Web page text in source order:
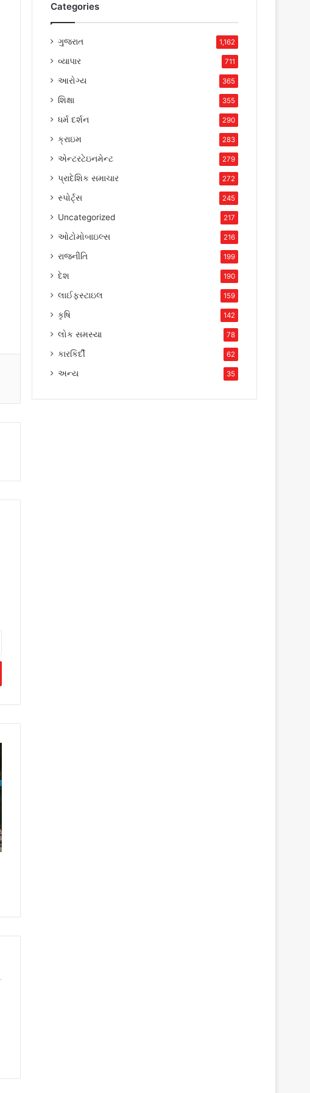
Categories
ગુજરાત 1,162
વ્યાપાર 711
આરોગ્ય 365
શિક્ષા 355
ધર્મ દર્શન 290
ક્રાઇમ 283
એન્ટરટેઇનમેન્ટ 279
પ્રાદેશિક સમાચાર 272
સ્પોર્ટ્સ 245
Uncategorized 217
ઓટોમોબાઇલ્સ 216
રાજનીતિ 199
દેશ 190
લાઈફસ્ટાઇલ 159
કૃષિ 142
લોક સમસ્યા 78
કારકિર્દી 62
અન્ય 35